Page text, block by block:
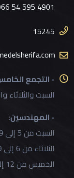
54 595 4901
15245
- التجمع
السبت والثلاثاء
- المهندسين:
السبت من 5 إلى 9
الثلاثاء من 6 إلى 9
الخميس من 12 إلى 3